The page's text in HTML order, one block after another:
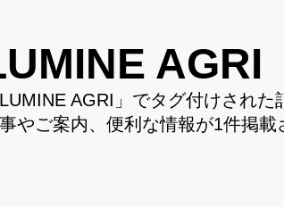
AGRI
AGRI」でタグ付けされ
やご案内、便利な情報が1件掲載